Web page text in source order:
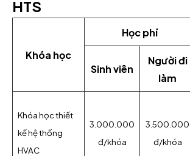
HTS
Khóa học
Học phí
Sinh viên
Người đi
làm
Khóa học thiết
kế hệ thống
HVAC
3.000.000
đ/khóa
3.500.000
đ/khóa